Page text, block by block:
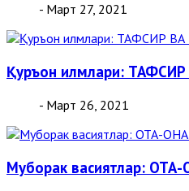
- Март 27, 2021
Қуръон илмлари:
- Март 26, 2021
Муборак васиятлар: